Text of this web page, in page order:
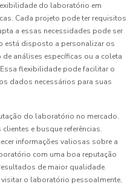
do laboratório em
Cada projeto pode ter requisitos
a essas necessidades pode ser
está disposto a personalizar os
análises específicas ou a coleta
flexibilidade pode facilitar o
dados necessários para suas
do laboratório no mercado.
e busque referências.
informações valiosas sobre a
com uma boa reputação
de maior qualidade.
o laboratório pessoalmente,